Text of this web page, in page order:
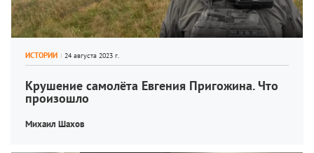
ИСТОРИИ
Крушение самолёта Евгения Пригожина. Что
произошло
Михаил Шахов